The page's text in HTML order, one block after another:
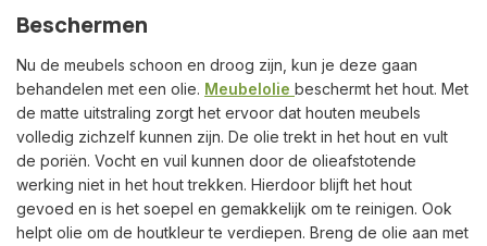
Beschermen
Nu de meubels schoon en droog zijn, kun je deze gaan
behandelen met een olie. Meubelolie beschermt het hout. Met
de matte uitstraling zorgt het ervoor dat houten meubels
volledig zichzelf kunnen zijn. De olie trekt in het hout en vult
de poriën. Vocht en vuil kunnen door de olieafstotende
werking niet in het hout trekken. Hierdoor blijft het hout
gevoed en is het soepel en gemakkelijk om te reinigen. Ook
helpt olie om de houtkleur te verdiepen. Breng de olie aan met